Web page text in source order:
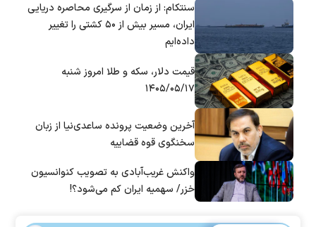
سنتکام: از زمان از سرگیری محاصره دریایی
ایران، مسیر بیش از ۵۰ کشتی را تغییر
داده‌ایم
قیمت دلار، سکه و طلا امروز شنبه
۱۴۰۵/۰۵/۱۷
آخرین وضعیت پرونده ساعدی‌نیا از زبان
سخنگوی قوه قضاییه
واکنش غریب‌آبادی به تصویب کنوانسیون
خزر/ سهمیه ایران کم می‌شود؟!